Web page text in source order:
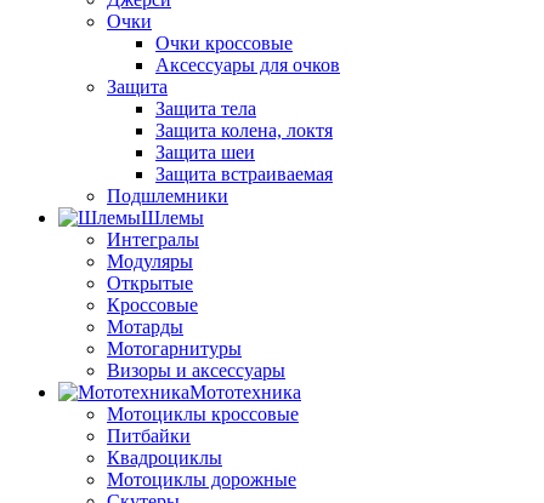
Очки
Очки кроссовые
Аксессуары для очков
Защита
Защита тела
Защита колена, локтя
Защита шеи
Защита встраиваемая
Подшлемники
Шлемы
Интегралы
Модуляры
Открытые
Кроссовые
Мотарды
Мотогарнитуры
Визоры и аксессуары
Мототехника
Мотоциклы кроссовые
Питбайки
Квадроциклы
Мотоциклы дорожные